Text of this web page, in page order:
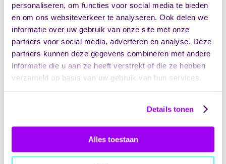
personaliseren, om functies voor social media te bieden
en om ons websiteverkeer te analyseren. Ook delen we
informatie over uw gebruik van onze site met onze
partners voor social media, adverteren en analyse. Deze
partners kunnen deze gegevens combineren met andere
informatie die u aan ze heeft verstrekt of die ze hebben
verzameld op basis van uw gebruik van hun services.
Details tonen
Alles toestaan
Werkgevers zijn verplicht de weekenddiensten
bij te houden en medewerkers inzicht te geven
in hun stand. Wanneer het maximum is bereikt,
kan een medewerker niet verplicht worden
tot extra weekenddiensten, tenzij er sprake is
van uitzonderlijke omstandigheden en met
instemming van de medewerker.
Welke rusttijden
gelden er na een
weekenddienst in de
zorg?